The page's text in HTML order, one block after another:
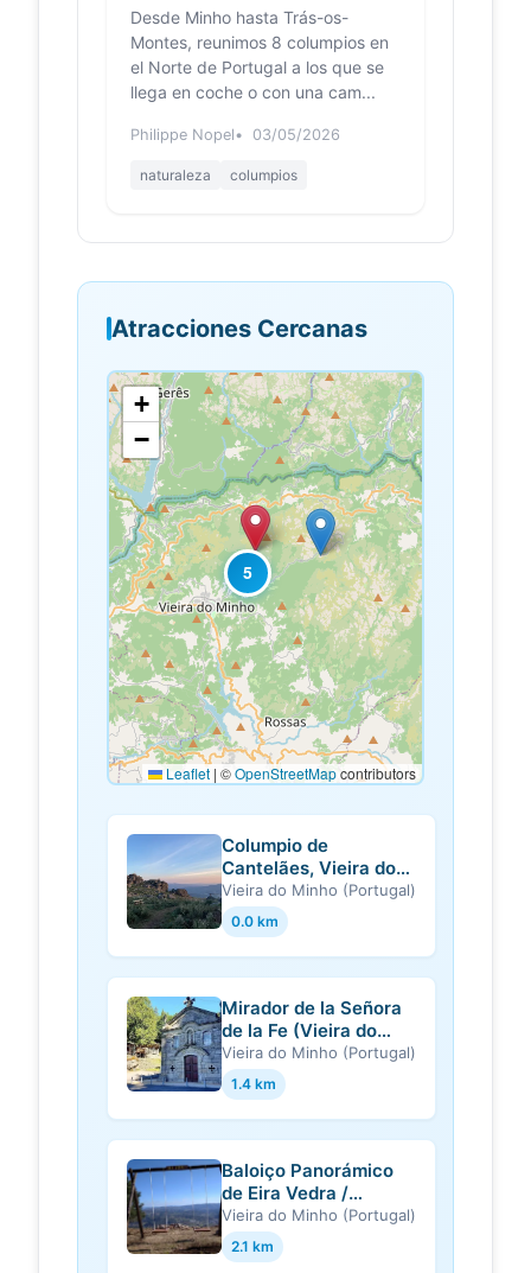
Castelo de Lanhoso, localizado em
Póvoa de Lanhoso, no distrito de
Braga, na região Norte. C...
Cantelães –
Portugal
Km Baloiço 440 (F...
CANTELÃES jornaldevieira.com
A Associação de Caça e Pesca desta
freguesia de Cantelães lançou mãos
à obra e colocou de pé um ba­­loiço
duplo no alto...
Desde Minho hasta Trás-os-
Montes, reunimos 8 columpios en
el Norte de Portugal a los que se
llega en coche o con una cam...
Philippe Nopel 03/05/2026
naturaleza columpios
Atracciones Cercanas
5
+
−
Leaflet | ©OpenStreetMapcontributors
Columpio de
Cantelães, Vieira do
Minho
Vieira do Minho (Portugal)
0.0 km
Mirador de la Señora
de la Fe (Vieira do
Minho)
Vieira do Minho (Portugal)
1.4 km
Baloiço Panorámico
de Eira Vedra /
Baloiço Panorámico
de las Antenas (Vieira
do Minho)
Vieira do Minho (Portugal)
2.1 km